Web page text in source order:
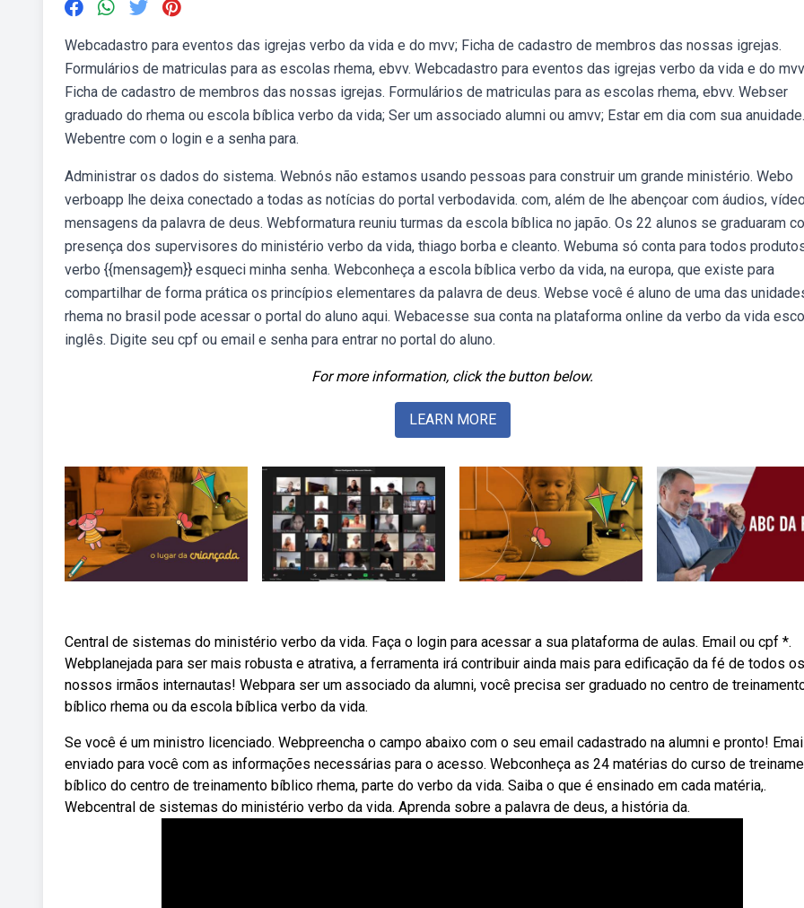
Webcadastro para eventos das igrejas verbo da vida e do mvv; Ficha de cadastro de membros das nossas igrejas.
Formulários de matriculas para as escolas rhema, ebvv. Webcadastro para eventos das igrejas verbo da vida e do
Ficha de cadastro de membros das nossas igrejas. Formulários de matriculas para as escolas rhema, ebvv. Webser
graduado do rhema ou escola bíblica verbo da vida; Ser um associado alumni ou amvv; Estar em dia com sua anuidade.
Webentre com o login e a senha para.
Administrar os dados do sistema. Webnós não estamos usando pessoas para construir um grande ministério. Webo
verboapp lhe deixa conectado a todas as notícias do portal verbodavida. com, além de lhe abençoar com áudios,
mensagens da palavra de deus. Webformatura reuniu turmas da escola bíblica no japão. Os 22 alunos se graduaram
presença dos supervisores do ministério verbo da vida, thiago borba e cleanto. Webuma só conta para todos
verbo {{mensagem}} esqueci minha senha. Webconheça a escola bíblica verbo da vida, na europa, que existe para
compartilhar de forma prática os princípios elementares da palavra de deus. Webse você é aluno de uma das
rhema no brasil pode acessar o portal do aluno aqui. Webacesse sua conta na plataforma online da verbo da vida
inglês. Digite seu cpf ou email e senha para entrar no portal do aluno.
For more information, click the button below.
LEARN MORE
Central de sistemas do ministério verbo da vida. Faça o login para acessar a sua plataforma de aulas. Email ou cpf *.
Webplanejada para ser mais robusta e atrativa, a ferramenta irá contribuir ainda mais para edificação da fé de todos os
nossos irmãos internautas! Webpara ser um associado da alumni, você precisa ser graduado no centro de
bíblico rhema ou da escola bíblica verbo da vida.
Se você é um ministro licenciado. Webpreencha o campo abaixo com o seu email cadastrado na alumni e pronto!
enviado para você com as informações necessárias para o acesso. Webconheça as 24 matérias do curso de
bíblico do centro de treinamento bíblico rhema, parte do verbo da vida. Saiba o que é ensinado em cada matéria,.
Webcentral de sistemas do ministério verbo da vida. Aprenda sobre a palavra de deus, a história da.